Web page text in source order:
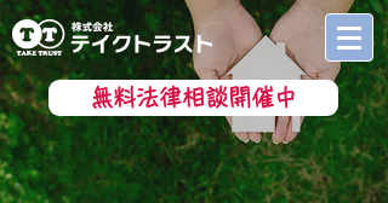
無料法律相談開催中